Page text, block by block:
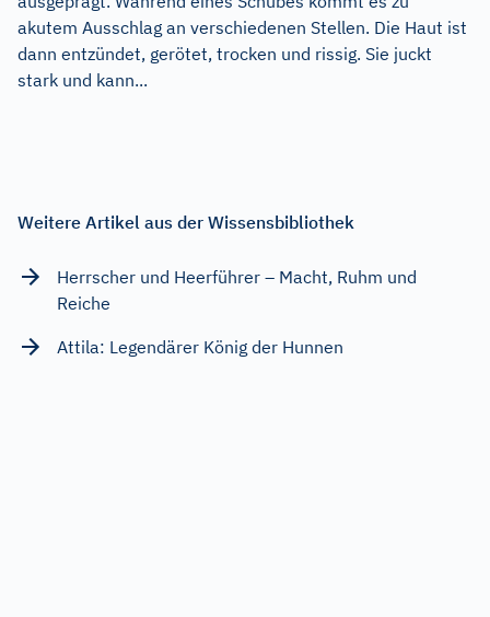
akutem Ausschlag an verschiedenen Stellen. Die Haut ist
dann entzündet, gerötet, trocken und rissig. Sie juckt
stark und kann...
Weitere Artikel aus der Wissensbibliothek
Herrscher und Heerführer – Macht, Ruhm und
Reiche
Attila: Legendärer König der Hunnen